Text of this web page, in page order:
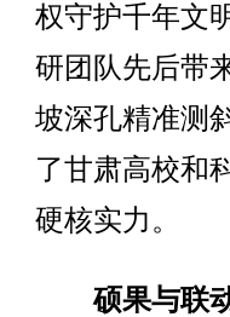
权守护千年文
研团队先后带
坡深孔精准测
了甘肃高校和
硬核实力。
硕果与联